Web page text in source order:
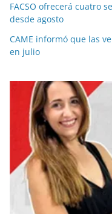
FACSO ofrecerá cuatro
desde agosto
CAME informó que las
en julio